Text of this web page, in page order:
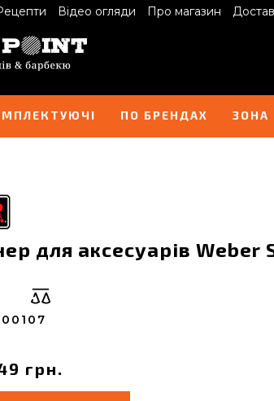
Відео огляди Про магазин
ПО БРЕНДАХ ЗОНА
для аксесуарів Weber
грн.